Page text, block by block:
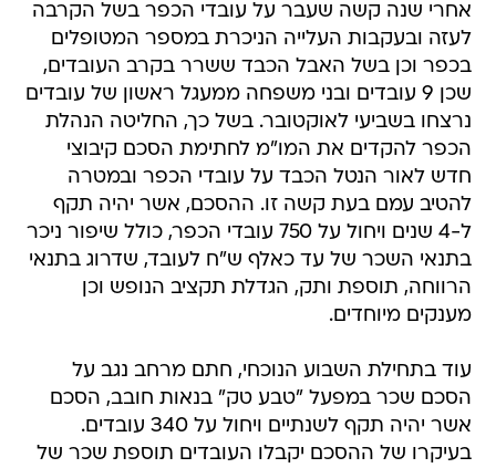
אחרי שנה קשה שעבר על עובדי הכפר בשל הקרבה
לעזה ובעקבות העלייה הניכרת במספר המטופלים
בכפר וכן בשל האבל הכבד ששרר בקרב העובדים,
שכן 9 עובדים ובני משפחה ממעגל ראשון של עובדים
נרצחו בשביעי לאוקטובר. בשל כך, החליטה הנהלת
הכפר להקדים את המו"מ לחתימת הסכם קיבוצי
חדש לאור הנטל הכבד על עובדי הכפר ובמטרה
להטיב עמם בעת קשה זו. ההסכם, אשר יהיה תקף
ל-4 שנים ויחול על 750 עובדי הכפר, כולל שיפור ניכר
בתנאי השכר של עד כאלף ש"ח לעובד, שדרוג בתנאי
הרווחה, תוספת ותק, הגדלת תקציב הנופש וכן
מענקים מיוחדים.
עוד בתחילת השבוע הנוכחי, חתם מרחב נגב על
הסכם שכר במפעל "טבע טק" בנאות חובב, הסכם
אשר יהיה תקף לשנתיים ויחול על 340 עובדים.
בעיקרו של ההסכם יקבלו העובדים תוספת שכר של